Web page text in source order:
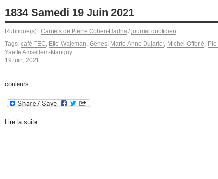
1834 Samedi 19 Juin 2021
Rubrique(s) : Carnets de Pierre Cohen-Hadria / journal quotidien
Tags: café TEC Elie Wajeman Gênes, Marie-Anne Dujarier, Michel Offerlé
Pio
Yaëlle Amsellem-Manguy
19 juin, 2021
couleurs
Lire la suite...